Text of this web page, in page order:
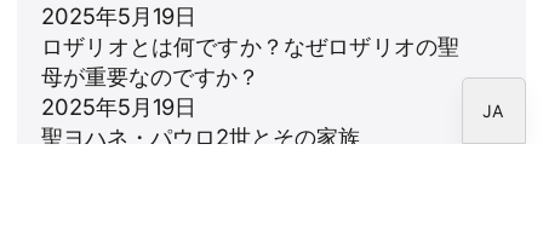
2025年5月19日
ロザリオとは何ですか？なぜロザリオの聖
母が重要なのですか？
2025年5月19日
聖ヨハネ・パウロ2世とその家族
JA